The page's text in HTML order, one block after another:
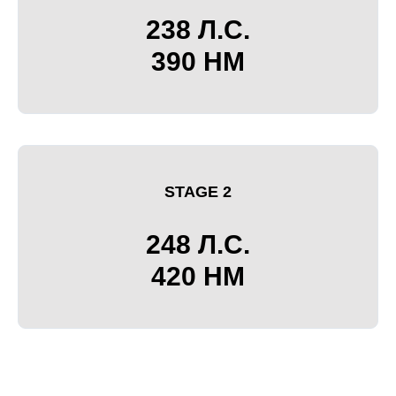
238 Л.С.
390 НМ
STAGE 2
248 Л.С.
420 НМ